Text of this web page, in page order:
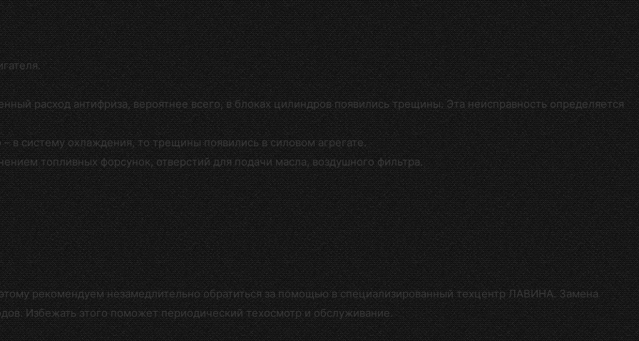
расход антифриза, вероятнее всего, в блоках цилиндров появились трещины. Эта неисправность определяется
в систему охлаждения, то трещины появились в силовом агрегате.
топливных форсунок, отверстий для подачи масла, воздушного фильтра.
рекомендуем незамедлительно обратиться за помощью в специализированный техцентр ЛАВИНА. Замена
Избежать этого поможет периодический техосмотр и обслуживание.